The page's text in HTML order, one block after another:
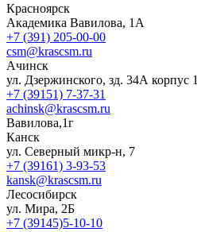
Красноярск
Академика Вавилова, 1А
+7 (391) 205-00-00
csm@krascsm.ru
Ачинск
ул. Дзержинского, зд. 34А корпус 1
+7 (39151) 7-37-31
achinsk@krascsm.ru
Вавилова,1г
Канск
ул. Северный микр-н, 7
+7 (39161) 3-93-53
kansk@krascsm.ru
Лесосибирск
ул. Мира, 2Б
+7 (39145)5-10-10